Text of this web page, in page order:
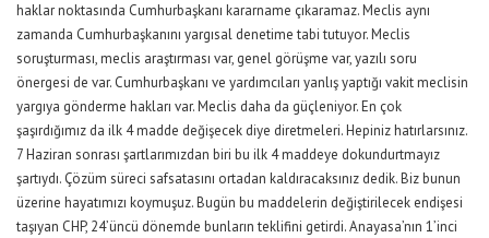
haklar noktasında Cumhurbaşkanı kararname çıkaramaz. Meclis aynı
zamanda Cumhurbaşkanını yargısal denetime tabi tutuyor. Meclis
soruşturması, meclis araştırması var, genel görüşme var, yazılı soru
önergesi de var. Cumhurbaşkanı ve yardımcıları yanlış yaptığı vakit meclisin
yargıya gönderme hakları var. Meclis daha da güçleniyor. En çok
şaşırdığımız da ilk 4 madde değişecek diye diretmeleri. Hepiniz hatırlarsınız.
7 Haziran sonrası şartlarımızdan biri bu ilk 4 maddeye dokundurtmayız
şartıydı. Çözüm süreci safsatasını ortadan kaldıracaksınız dedik. Biz bunun
üzerine hayatımızı koymuşuz. Bugün bu maddelerin değiştirilecek endişesi
taşıyan CHP, 24’üncü dönemde bunların teklifini getirdi. Anayasa’nın 1’inci